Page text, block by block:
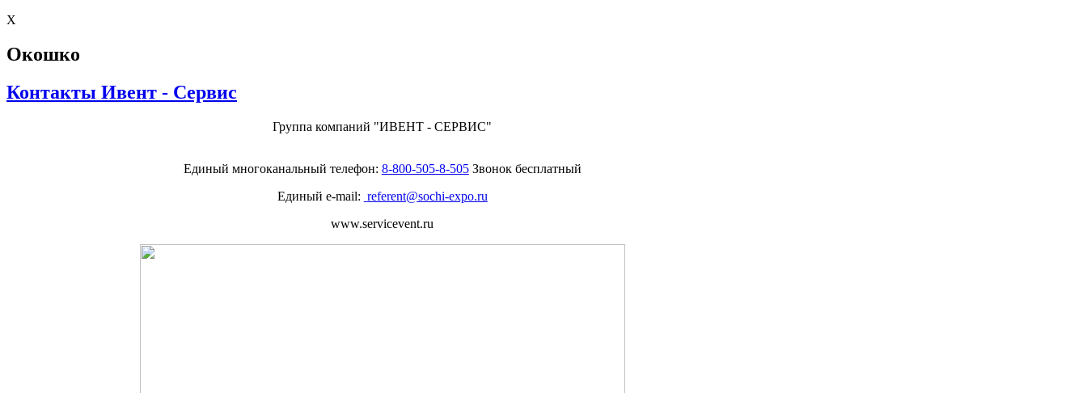
X
Окошко
Контакты Ивент - Сервис
Группа компаний "ИВЕНТ - СЕРВИС"
Единый многоканальный телефон: 8-800-505-8-505Звонок бесплатный
Единый e-mail: referent@sochi-expo.ru
www.servicevent.ru